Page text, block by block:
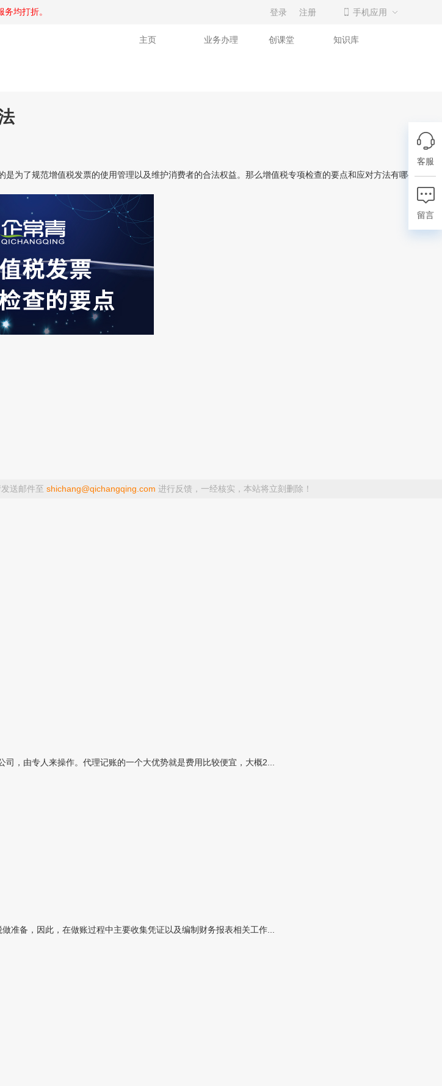
登录 注册 手机应用
均打折。
主页 业务办理 创课堂 知识库
了规范增值税发票的使用管理以及维护消费者的合法权益。那么增值税专项检查的要点和应对方法有哪些呢?接
送邮件至 shichang@qichangqing.com 进行反馈，一经核实，本站将立刻删除！
，由专人来操作。代理记账的一个大优势就是费用比较便宜，大概2...
准备，因此，在做账过程中主要收集凭证以及编制财务报表相关工作...
客服
留言